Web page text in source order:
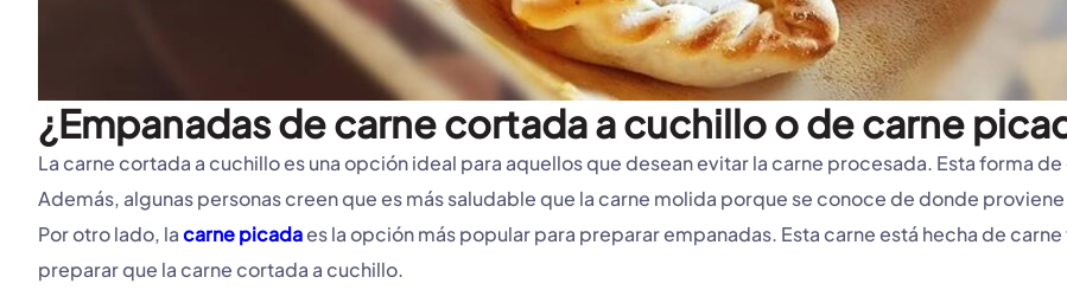
¿Empanadas de carne cortada a cuchillo o de carne
La carne cortada a cuchillo es una opción ideal para aquellos que desean evitar la carne procesada. Esta forma
Además, algunas personas creen que es más saludable que la carne molida porque se conoce de donde
Por otro lado, lacarne picadaes la opción más popular para preparar empanadas. Esta carne está hecha de
preparar que la carne cortada a cuchillo.